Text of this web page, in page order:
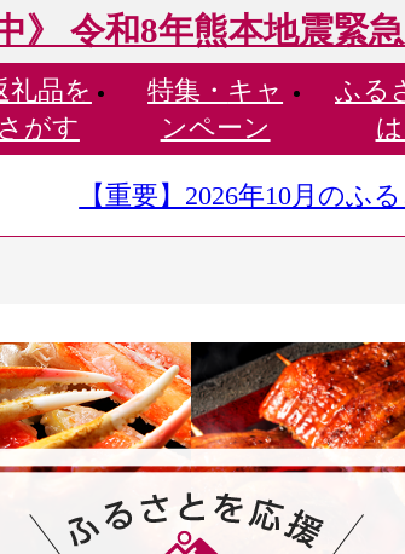
》 令和8年熊本地震緊
礼品を
さがす
特集・ キャ
ンペーン
ふる
【重要】2026年10月のふ